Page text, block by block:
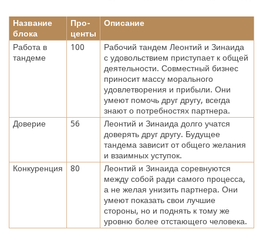
Название
блока
Про-
центы
Описание
Работа в
тандеме
100
Рабочий тандем Леонтий и Зинаида
с удовольствием приступает к общей
деятельности. Совместный бизнес
приносит массу морального
удовлетворения и прибыли. Они
умеют помочь друг другу, всегда
знают о потребностях партнера.
Доверие
56
Леонтий и Зинаида долго учатся
доверять друг другу. Будущее
тандема зависит от общего желания
и взаимных уступок.
Конкуренция
80
Леонтий и Зинаида соревнуются
между собой ради самого процесса,
а не желая унизить партнера. Они
умеют показать свои лучшие
стороны, но и поднять к тому же
уровню более отстающего человека.